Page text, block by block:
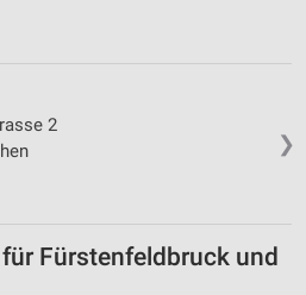
❯
2
Fürstenfeldbruck und